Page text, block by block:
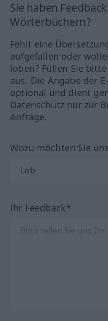
Sie haben
Wörterbüchern?
Fehlt eine
aufgefallen oder
loben? Füllen Sie
aus. Die Angabe der
optional und dient
Datenschutz nur zur
Anfrage.
Wozu möchten Sie
Ihr Feedback*